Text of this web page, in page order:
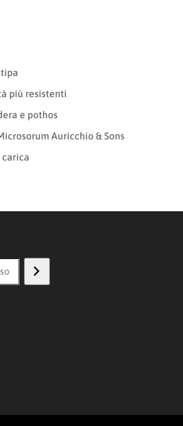
più resistenti
e pothos
Auricchio & Sons
carica